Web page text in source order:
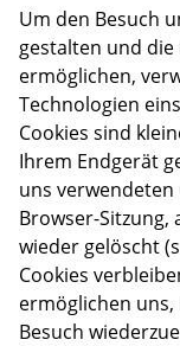
Um den Besuch
gestalten und
ermöglichen,
Technologien
Cookies sind
Ihrem Endgerät
uns verwendeten
Browser-Sitzung,
wieder gelöscht
Cookies
ermöglichen
Besuch